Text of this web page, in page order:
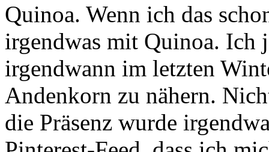
Quinoa. Wenn ich das
irgendwas mit Quinoa. Ich
irgendwann im letzten
Andenkorn zu nähern.
die Präsenz wurde